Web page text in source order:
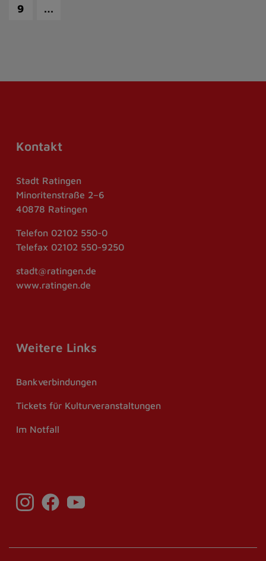
9
…
Kontakt
Stadt Ratingen
Minoritenstraße 2–6
40878 Ratingen
Telefon 02102 550-0
Telefax 02102 550-9250
stadt@ratingen.de
www.ratingen.de
Weitere Links
Bankverbindungen
Tickets für Kulturveranstaltungen
Im Notfall